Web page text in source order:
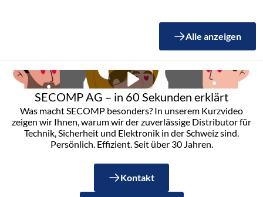
Alle anzeigen
SECOMP AG – in 60 Sekunden erklärt
Was macht SECOMP besonders? In unserem Kurzvideo
zeigen wir Ihnen, warum wir der zuverlässige Distributor für
Technik, Sicherheit und Elektronik in der Schweiz sind.
Persönlich. Effizient. Seit über 30 Jahren.
Kontakt